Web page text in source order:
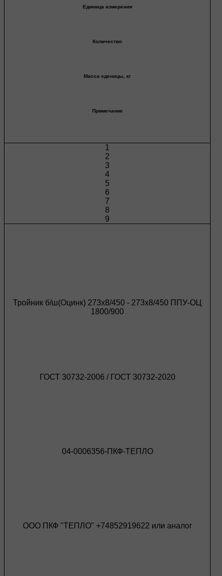
Единица измерения
Количество
Масса еденицы, кг
Примечание
1
2
3
4
5
6
7
8
9
Тройник б/ш(Оцинк) 273х8/450 - 273х8/450 ППУ-ОЦ
1800/900
ГОСТ 30732-2006 / ГОСТ 30732-2020
04-0006356-ПКФ-ТЕПЛО
ООО ПКФ "ТЕПЛО" +74852919622 или аналог